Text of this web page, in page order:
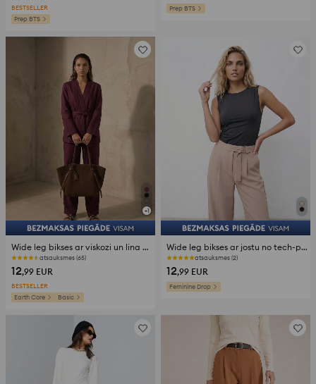
BESTSELLER
Prep BTS
Prep BTS
+1
Wide leg bikses ar viskozi un lina piejaukumu
atsauksmes (65)
12,99 EUR
BESTSELLER
Earth Core
Basic
Wide leg bikses ar jostu no tech-poly materiāla
atsauksmes (2)
12,99 EUR
Feminine Drop